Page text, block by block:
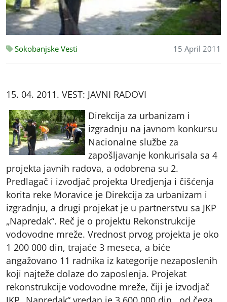
Sokobanjske Vesti 15 April 2011
15. 04. 2011. VEST: JAVNI RADOVI
Direkcija za urbanizam i
izgradnju na javnom konkursu
Nacionalne službe za
zapošljavanje konkurisala sa 4
projekta javnih radova, a odobrena su 2.
Predlagač i izvodjač projekta Uredjenja i čišćenja
korita reke Moravice je Direkcija za urbanizam i
izgradnju, a drugi projekat je u partnerstvu sa JKP
„Napredak“. Reč je o projektu Rekonstrukcije
vodovodne mreže. Vrednost prvog projekta je oko
1 200 000 din, trajaće 3 meseca, a biće
angažovano 11 radnika iz kategorije nezaposlenih
koji najteže dolaze do zaposlenja. Projekat
rekonstrukcije vodovodne mreže, čiji je izvodjač